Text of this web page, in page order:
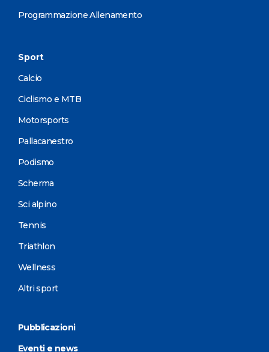
Programmazione Allenamento
Sport
Calcio
Ciclismo e MTB
Motorsports
Pallacanestro
Podismo
Scherma
Sci alpino
Tennis
Triathlon
Wellness
Altri sport
Pubblicazioni
Eventi e news